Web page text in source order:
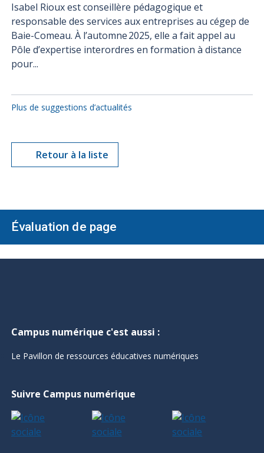
Isabel Rioux est conseillère pédagogique et
responsable des services aux entreprises au cégep de
Baie-Comeau. À l’automne 2025, elle a fait appel au
Pôle d’expertise interordres en formation à distance
pour...
Plus de suggestions d’actualités
Retour à la liste
Évaluation de page
Campus numérique c'est aussi :
Le Pavillon de ressources éducatives numériques
Suivre Campus numérique